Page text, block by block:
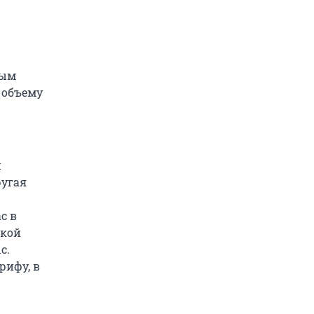
в
в